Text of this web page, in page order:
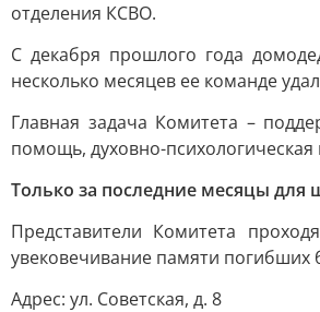
отделения КСВО.
С декабря прошлого года
несколько месяцев ее команде
Главная задача Комитета –
помощь, духовно-
Только за последние месяцы для
Представители Комитета
увековечивание памяти погибших
Адрес: ул. Советская, д. 8